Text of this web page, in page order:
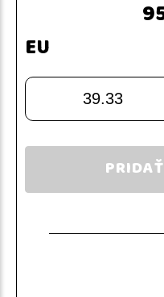
EU
39.33